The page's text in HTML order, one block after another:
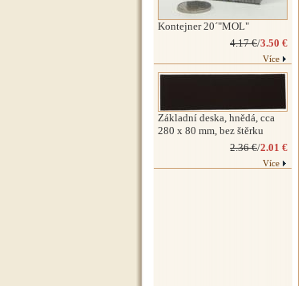
Kontejner 20´"MOL"
4.17 €/3.50 €
Více
Základní deska, hnědá, cca
280 x 80 mm, bez štěrku
2.36 €/2.01 €
Více